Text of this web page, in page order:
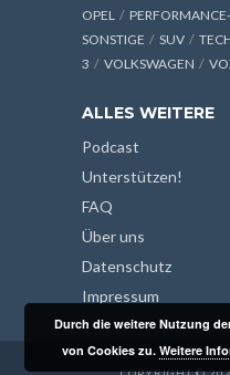
OPEL
SONSTIGE
SUV
3
VOLKSWAGEN
ALLES WEITERE
Podcast
Unterstützen!
FAQ
Über uns
Datenschutz
Impressum
Durch die weitere Nutzung
von Cookies zu.Weitere